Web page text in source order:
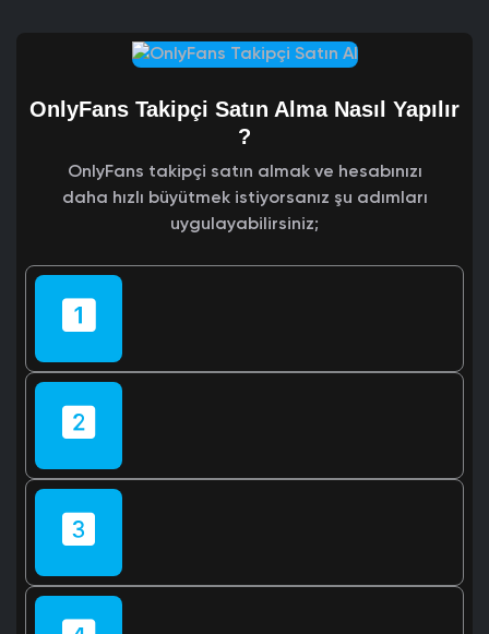
OnlyFans Takipçi Satın Alma Nasıl Yapılır
?
OnlyFans takipçi satın almak ve hesabınızı
daha hızlı büyütmek istiyorsanız şu adımları
uygulayabilirsiniz;